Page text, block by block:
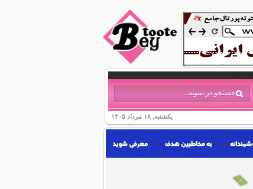
یکشنبه, ۱۸ مرداد ۱۴۰۵